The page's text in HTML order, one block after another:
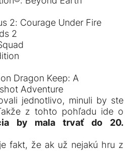
2: Courage Under Fire
2
Dragon Keep: A
Adventure
jednotlivo, minuli by ste
z tohto pohľadu ide o
by mala trvať do 20.
fakt, že ak už nejakú hru z